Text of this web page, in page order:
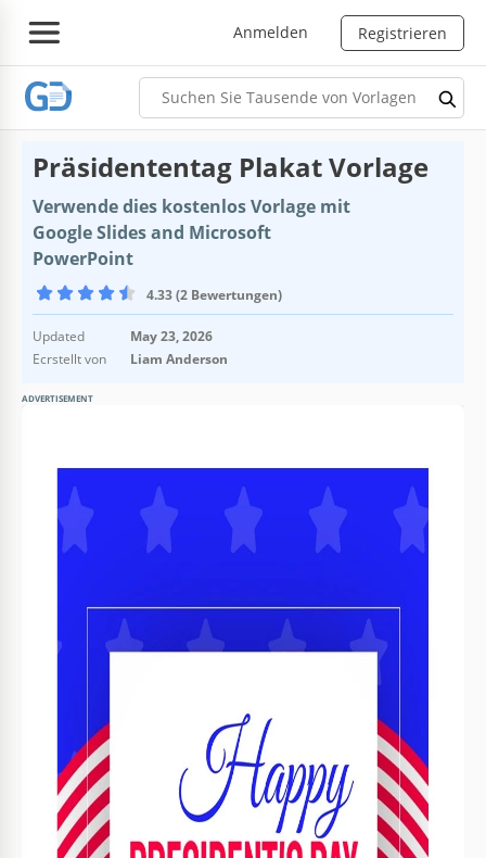
Anmelden Registrieren
Präsidententag Plakat Vorlage
Verwende dies kostenlos Vorlage mit
Google Slides and Microsoft
PowerPoint
4.33 (2 Bewertungen)
Updated
May 23, 2026
Ecrstellt von
Liam Anderson
ADVERTISEMENT